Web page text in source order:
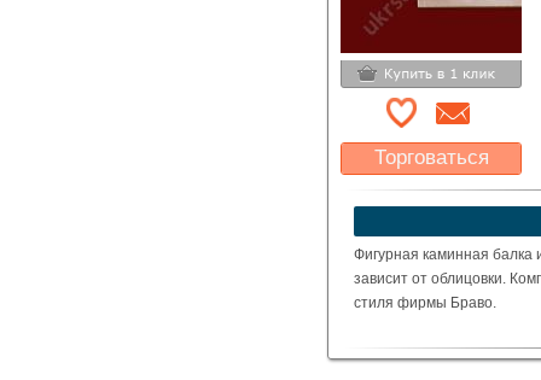
Торговаться
Какая цена Вас
устроит?
Фигурная каминная балка
зависит от облицовки.
стиля фирмы Браво.